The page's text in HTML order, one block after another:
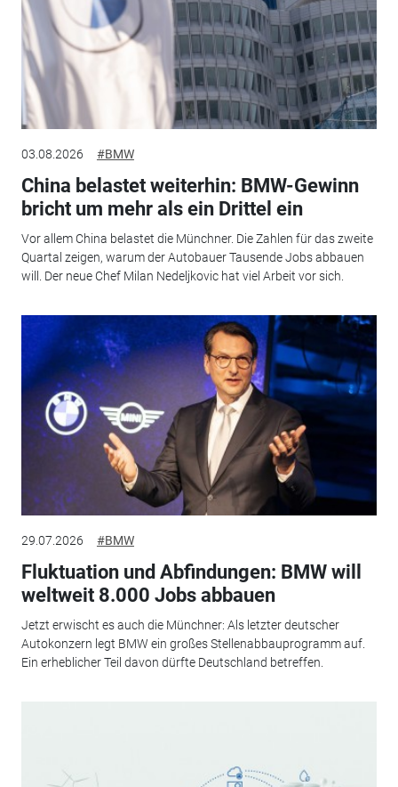
03.08.2026 #BMW
China belastet weiterhin: BMW-Gewinn
bricht um mehr als ein Drittel ein
Vor allem China belastet die Münchner. Die Zahlen für das zweite
Quartal zeigen, warum der Autobauer Tausende Jobs abbauen
will. Der neue Chef Milan Nedeljkovic hat viel Arbeit vor sich.
29.07.2026 #BMW
Fluktuation und Abfindungen: BMW will
weltweit 8.000 Jobs abbauen
Jetzt erwischt es auch die Münchner: Als letzter deutscher
Autokonzern legt BMW ein großes Stellenabbauprogramm auf.
Ein erheblicher Teil davon dürfte Deutschland betreffen.